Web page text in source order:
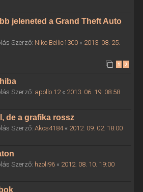
jeleneted a Grand Theft Auto
Szerző: Niko Bellic1300« 2013. 08. 25.
1 2
Szerző: apollo 12« 2013. 06. 19. 08:58
de a grafika rossz
Szerző: Akos4184« 2012. 09. 02. 18:00
Szerző: hzoli96« 2012. 08. 10. 19:00